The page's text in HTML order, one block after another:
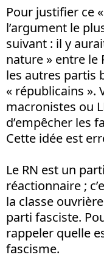
Pour justifier ce
l’argument le
suivant : il y
nature » entre le
les autres partis
« républicains ».
macronistes ou
d’empêcher les
Cette idée est
Le RN est un
réactionnaire ;
la classe
parti fasciste.
rappeler quelle
fascisme.